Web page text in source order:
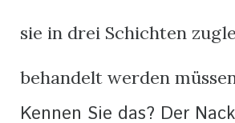
sie in drei Schichten
behandelt werden
Kennen Sie das? Der